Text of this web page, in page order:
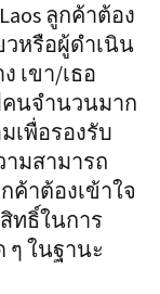
ลูกค้าต้อง
หรือผู้ดำเนิน
เขา/เธอ
นจำนวนมาก
เพื่อรองรับ
มสามารถ
าต้องเข้าใจ
สิทธิ์ในการ
ๆ ในฐานะ